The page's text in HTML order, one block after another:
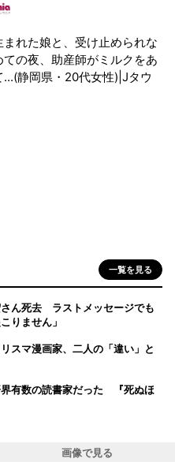
まれた娘と、受け止められな
の夜、助産師がミルクをあ
...(静岡県・20代女性)|Jタウ
一覧を見る
ん死去 ラストメッセージでも
りません」
スマ漫画家、二人の「違い」と
有数の読書家だった 『死ぬほ
画像で見る